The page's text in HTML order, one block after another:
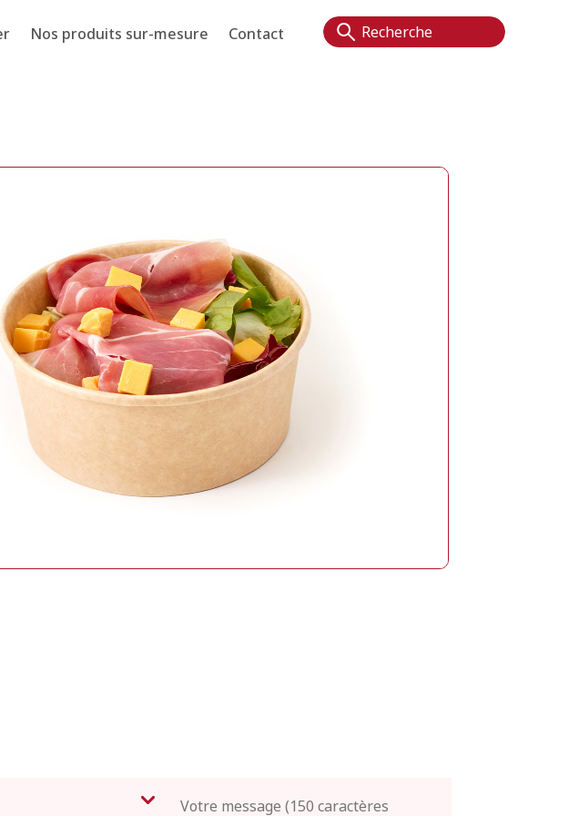
Nos produits sur-mesure Contact